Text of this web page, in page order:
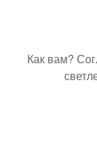
Как вам?